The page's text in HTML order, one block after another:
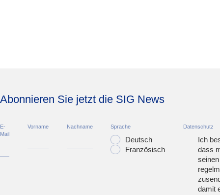
Abonnieren Sie jetzt die SIG News
E-
Mail
Vorname Nachname Sprache
Deutsch
Französisch
Datenschutz
Ich
dass
damit